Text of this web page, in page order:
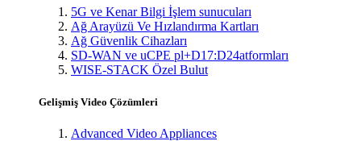
5G ve Kenar Bilgi İşlem sunucuları
Ağ Arayüzü Ve Hızlandırma Kartları
Ağ Güvenlik Cihazları
SD-WAN ve uCPE pl+D17:D24atformları
WISE-STACK Özel Bulut
Gelişmiş Video Çözümleri
Advanced Video Appliances